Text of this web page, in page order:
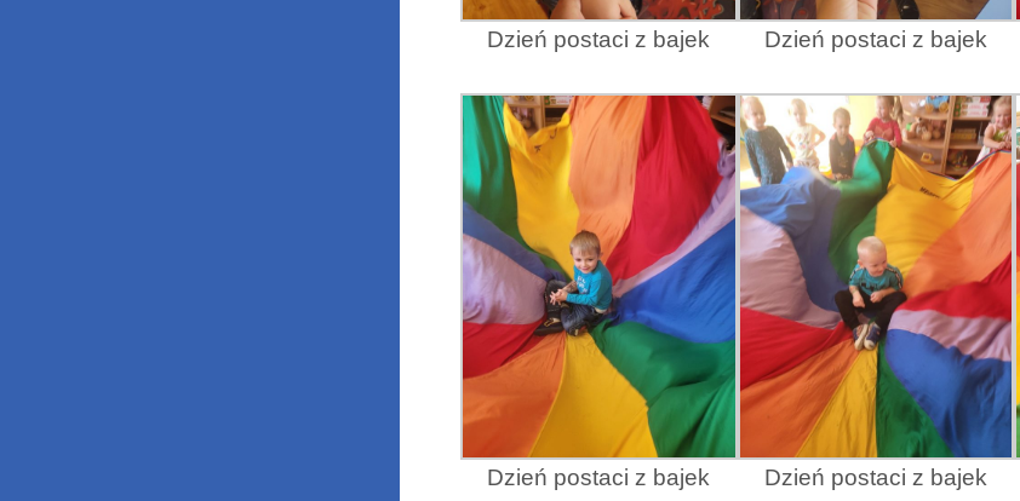
Dzień postaci z bajek Dzień postaci z bajek
Dzień postaci z bajek Dzień postaci z bajek